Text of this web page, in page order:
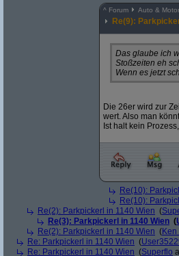
^ Forum Auto &
Re(9):
Das glaube ich
Stoßzeiten eh
Wenn es jetzt
Die 26er wird zur
wert. Also man
Ist halt kein
Re(10):
Re(10):
Re(2): Parkpickerl in 1140 Wien (
Re(3): Parkpickerl in 1140 Wien (
Re(2): Parkpickerl in 1140 Wien (
Re: Parkpickerl in 1140 Wien (
Re: Parkpickerl in 1140 Wien (Superflo